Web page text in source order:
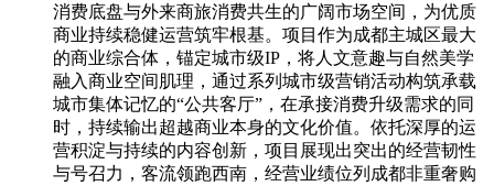
消费底盘与外来商旅消费共生的广阔市场空间，为优质
商业持续稳健运营筑牢根基。项目作为成都主城区最大
的商业综合体，锚定城市级IP，将人文意趣与自然美学
融入商业空间肌理，通过系列城市级营销活动构筑承载
城市集体记忆的“公共客厅”，在承接消费升级需求的同
时，持续输出超越商业本身的文化价值。依托深厚的运
营积淀与持续的内容创新，项目展现出突出的经营韧性
与号召力，客流领跑西南，经营业绩位列成都非重奢购